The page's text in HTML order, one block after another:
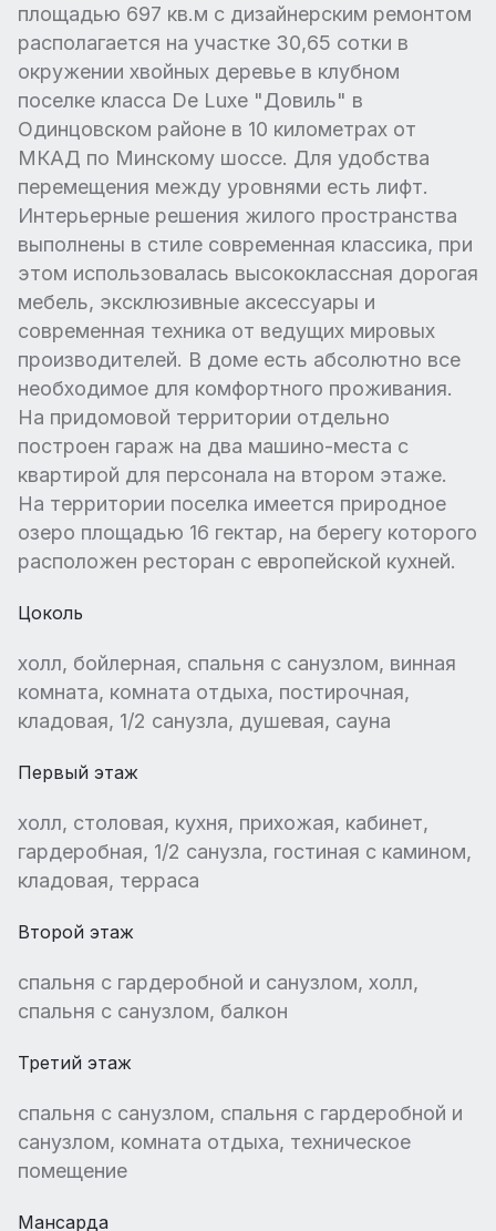
площадью 697 кв.м с дизайнерским ремонтом
располагается на участке 30,65 сотки в
окружении хвойных деревье в клубном
поселке класса De Luxe "Довиль" в
Одинцовском районе в 10 километрах от
МКАД по Минскому шоссе. Для удобства
перемещения между уровнями есть лифт.
Интерьерные решения жилого пространства
выполнены в стиле современная классика, при
этом использовалась высококлассная дорогая
мебель, эксклюзивные аксессуары и
современная техника от ведущих мировых
производителей. В доме есть абсолютно все
необходимое для комфортного проживания.
На придомовой территории отдельно
построен гараж на два машино-места с
квартирой для персонала на втором этаже.
На территории поселка имеется природное
озеро площадью 16 гектар, на берегу которого
расположен ресторан с европейской кухней.
Цоколь
холл, бойлерная, спальня с санузлом, винная
комната, комната отдыха, постирочная,
кладовая, 1/2 санузла, душевая, сауна
Первый этаж
холл, столовая, кухня, прихожая, кабинет,
гардеробная, 1/2 санузла, гостиная с камином,
кладовая, терраса
Второй этаж
спальня с гардеробной и санузлом, холл,
спальня с санузлом, балкон
Третий этаж
спальня с санузлом, спальня с гардеробной и
санузлом, комната отдыха, техническое
помещение
Мансарда